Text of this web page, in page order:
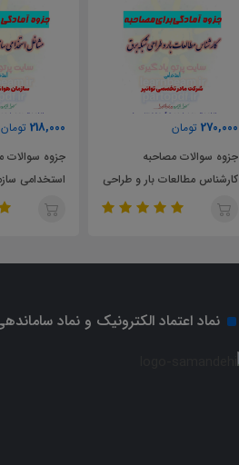
270,000 تومان
جزوه سوالات مصاحبه
کارشناس مطالعات بار و طراحی
شبکه برق استخدامی شرکت
218,000 تومان
جزوه سوالات
استخدامی
کشور
نماد اعتماد الکترونیک و نماد